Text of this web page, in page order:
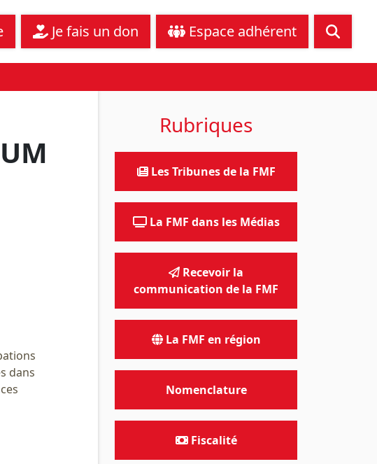
Assistance juridique Nous contacter
Je fais un don Espace adhérent
dans
Rubriques
Les Tribunes de la FMF
La FMF dans les Médias
Recevoir la
communication de la FMF
La FMF en région
Nomenclature
Fiscalité